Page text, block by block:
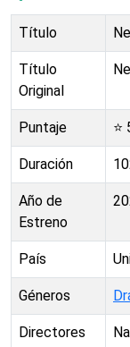
Título
Título
Original
Puntaje ⭐
Duración
Año de
Estreno
País
Géneros
Directores